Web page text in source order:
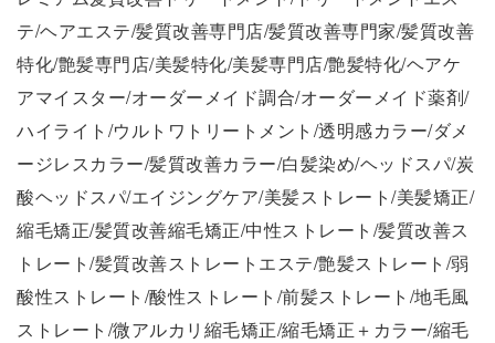
テ/ヘアエステ/髪質改善専門店/髪質改善専門家/髪質改善
特化/艶髪専門店/美髪特化/美髪専門店/艶髪特化/ヘアケ
アマイスター/オーダーメイド調合/オーダーメイド薬剤/
ハイライト/ウルトワトリートメント/透明感カラー/ダメ
ージレスカラー/髪質改善カラー/白髪染め/ヘッドスパ/炭
酸ヘッドスパ/エイジングケア/美髪ストレート/美髪矯正/
縮毛矯正/髪質改善縮毛矯正/中性ストレート/髪質改善ス
トレート/髪質改善ストレートエステ/艶髪ストレート/弱
酸性ストレート/酸性ストレート/前髪ストレート/地毛風
ストレート/微アルカリ縮毛矯正/縮毛矯正＋カラー/縮毛